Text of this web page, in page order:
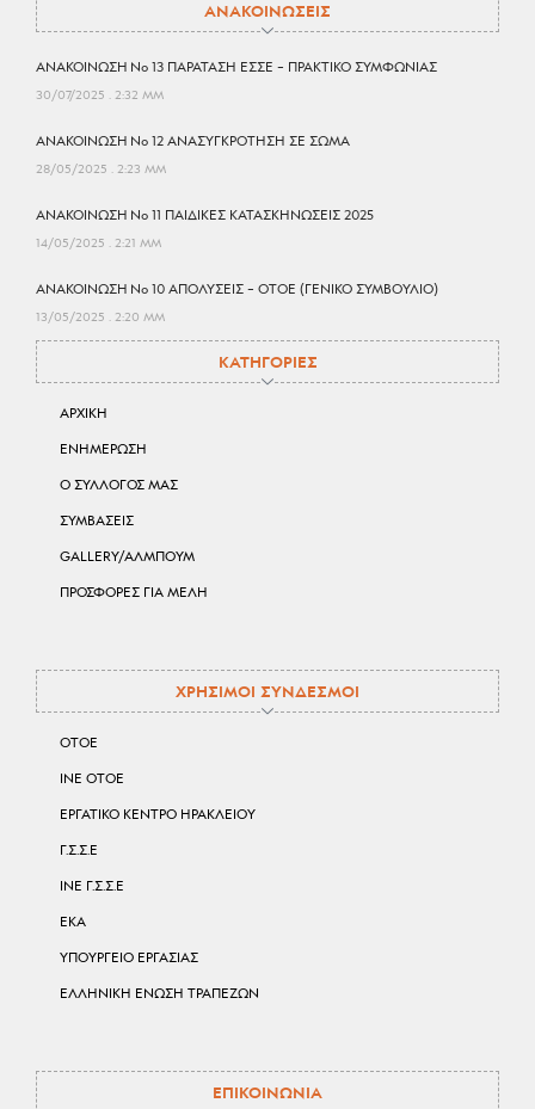
ΑΝΑΚΟΙΝΩΣΕΙΣ
ΑΝΑΚΟΙΝΩΣΗ No 13 ΠΑΡΑΤΑΣΗ ΕΣΣΕ – ΠΡΑΚΤΙΚΟ ΣΥΜΦΩΝΙΑΣ
30/07/2025 2:32 ΜΜ
ΑΝΑΚΟΙΝΩΣΗ No 12 ΑΝΑΣΥΓΚΡΟΤΗΣΗ ΣΕ ΣΩΜΑ
28/05/2025 2:23 ΜΜ
ΑΝΑΚΟΙΝΩΣΗ No 11 ΠΑΙΔΙΚΕΣ ΚΑΤΑΣΚΗΝΩΣΕΙΣ 2025
14/05/2025 2:21 ΜΜ
ΑΝΑΚΟΙΝΩΣΗ No 10 ΑΠΟΛΥΣΕΙΣ – ΟΤΟΕ (ΓΕΝΙΚΟ ΣΥΜΒΟΥΛΙΟ)
13/05/2025 2:20 ΜΜ
ΚΑΤΗΓΟΡΙΕΣ
ΑΡΧΙΚΗ
ΕΝΗΜΕΡΩΣΗ
Ο ΣΥΛΛΟΓΟΣ ΜΑΣ
ΣΥΜΒΑΣΕΙΣ
GALLERY/ΑΛΜΠΟΥΜ
ΠΡΟΣΦΟΡΕΣ ΓΙΑ ΜΕΛΗ
ΧΡΗΣΙΜΟΙ ΣΥΝΔΕΣΜΟΙ
ΟΤΟΕ
ΙΝΕ ΟΤΟΕ
ΕΡΓΑΤΙΚΟ ΚΕΝΤΡΟ ΗΡΑΚΛΕΙΟΥ
Γ.Σ.Σ.Ε
ΙΝΕ Γ.Σ.Σ.Ε
ΕΚΑ
ΥΠΟΥΡΓΕΙΟ ΕΡΓΑΣΙΑΣ
ΕΛΛΗΝΙΚΗ ΕΝΩΣΗ ΤΡΑΠΕΖΩΝ
ΕΠΙΚΟΙΝΩΝΙΑ